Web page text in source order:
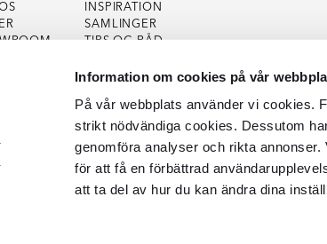
Information om cookies på vår
På vår webbplats använder vi cookies.
strikt nödvändiga cookies. Dessutom
genomföra analyser och rikta
för att få en förbättrad
att ta del av hur du kan ändra dina
INSPIRATION
SAMLINGER
TIPS OG RÅD
COOKIEPOLICY